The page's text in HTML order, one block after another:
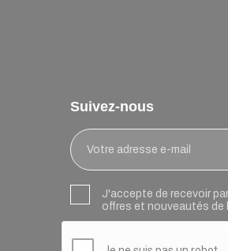
Suivez-nous
J'accepte de recevoir
offres et nouveautés de